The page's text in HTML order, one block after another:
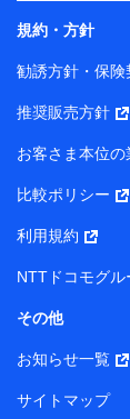
コンサル
アンケー
上記に係
所・代表者名
り）
株式会社
社長 廣井
東京都中央
株式会社ド
村 忠義
規約・方針
勧誘方針・保
推奨販売方針
お客さま本位
比較ポリシー
利用規約
NTTドコモグ
その他
お知らせ一覧
サイトマップ